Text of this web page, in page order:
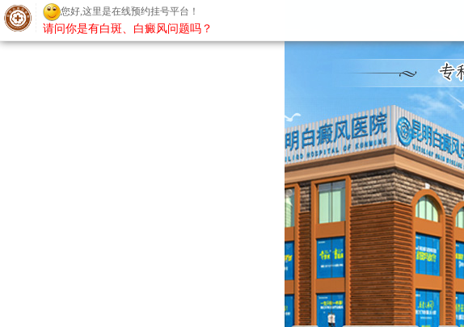
您好,这里是在线预约挂号平台！
请问你是有白斑、白癜风问题吗？